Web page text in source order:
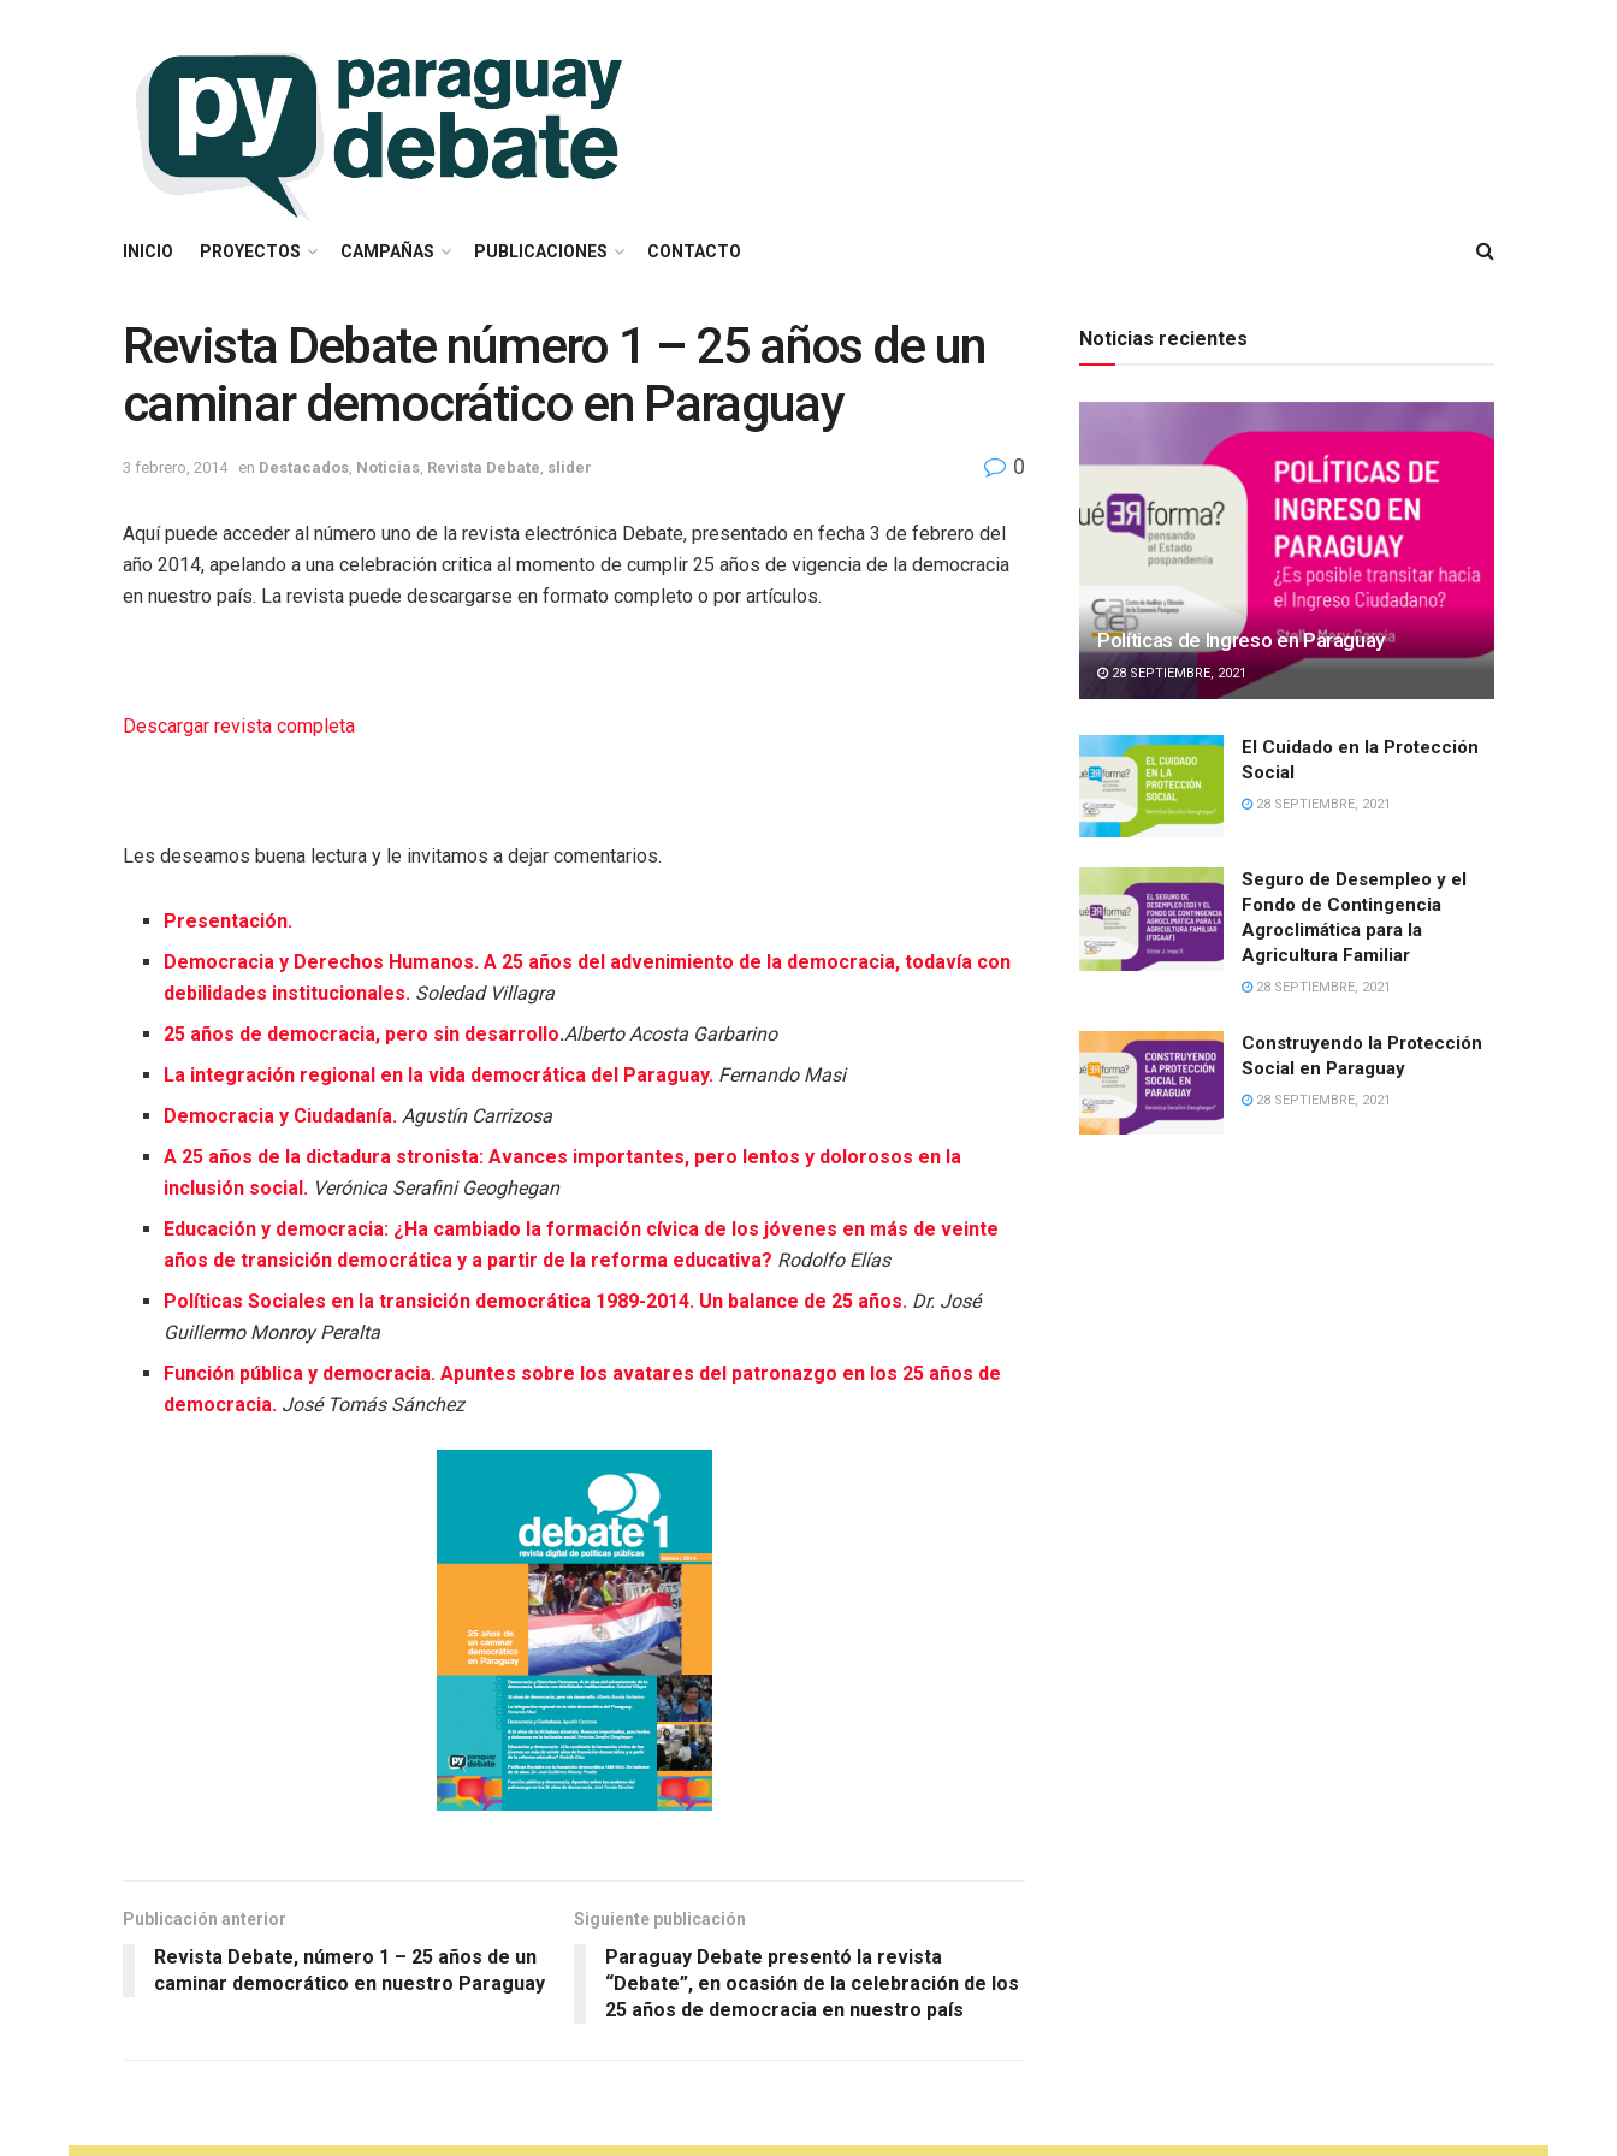
INICIO PROYECTOS CAMPAÑAS PUBLICACIONES CONTACTO
Revista Debate número 1 – 25 años de un
caminar democrático en Paraguay
3 febrero, 2014 en Destacados Noticias Revista Debate slider 0
Aquí puede acceder al número uno de la revista electrónica Debate, presentado en fecha 3 de febrero del
año 2014, apelando a una celebración critica al momento de cumplir 25 años de vigencia de la democracia
en nuestro país. La revista puede descargarse en formato completo o por artículos.
Descargar revista completa
Les deseamos buena lectura y le invitamos a dejar comentarios.
Presentación.
Democracia y Derechos Humanos. A 25 años del advenimiento de la democracia, todavía con
debilidades institucionales. Soledad Villagra
25 años de democracia, pero sin desarrollo.Alberto Acosta Garbarino
La integración regional en la vida democrática del Paraguay. Fernando Masi
Democracia y Ciudadanía. Agustín Carrizosa
A 25 años de la dictadura stronista: Avances importantes, pero lentos y dolorosos en la
inclusión social. Verónica Serafini Geoghegan
Educación y democracia: ¿Ha cambiado la formación cívica de los jóvenes en más de veinte
años de transición democrática y a partir de la reforma educativa? Rodolfo Elías
Políticas Sociales en la transición democrática 1989-2014. Un balance de 25 años. Dr. José
Guillermo Monroy Peralta
Función pública y democracia. Apuntes sobre los avatares del patronazgo en los 25 años de
democracia. José Tomás Sánchez
Publicación anterior
Revista Debate, número 1 – 25 años de un
caminar democrático en nuestro Paraguay
Siguiente publicación
Paraguay Debate presentó la revista
“Debate”, en ocasión de la celebración de los
25 años de democracia en nuestro país
Noticias recientes
Políticas de Ingreso en Paraguay
28 SEPTIEMBRE, 2021
El Cuidado en la Protección
Social
28 SEPTIEMBRE, 2021
Seguro de Desempleo y el
Fondo de Contingencia
Agroclimática para la
Agricultura Familiar
28 SEPTIEMBRE, 2021
Construyendo la Protección
Social en Paraguay
28 SEPTIEMBRE, 2021